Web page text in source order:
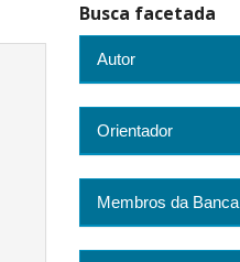
Busca facetada
Autor
Orientador
Membros da Banca